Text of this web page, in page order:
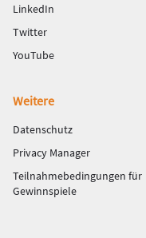
LinkedIn
Twitter
YouTube
Weitere
Datenschutz
Privacy Manager
Teilnahmebedingungen für
Gewinnspiele